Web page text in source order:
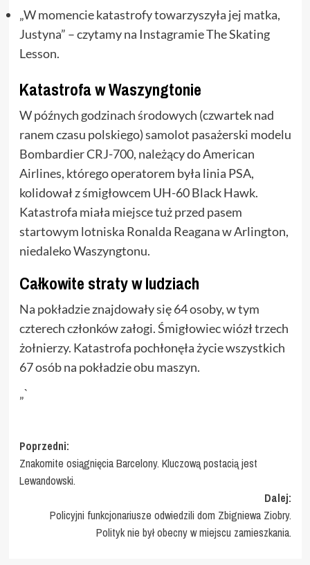
„W momencie katastrofy towarzyszyła jej matka,
Justyna” – czytamy na Instagramie The Skating
Lesson.
Katastrofa w Waszyngtonie
W późnych godzinach środowych (czwartek nad
ranem czasu polskiego) samolot pasażerski modelu
Bombardier CRJ-700, należący do American
Airlines, którego operatorem była linia PSA,
kolidował z śmigłowcem UH-60 Black Hawk.
Katastrofa miała miejsce tuż przed pasem
startowym lotniska Ronalda Reagana w Arlington,
niedaleko Waszyngtonu.
Całkowite straty w ludziach
Na pokładzie znajdowały się 64 osoby, w tym
czterech członków załogi. Śmigłowiec wiózł trzech
żołnierzy. Katastrofa pochłonęła życie wszystkich
67 osób na pokładzie obu maszyn.
„`
Zobacz
wpisy
Poprzedni:
Znakomite osiągnięcia Barcelony. Kluczową postacią jest
Lewandowski.
Dalej:
Policyjni funkcjonariusze odwiedzili dom Zbigniewa Ziobry.
Polityk nie był obecny w miejscu zamieszkania.